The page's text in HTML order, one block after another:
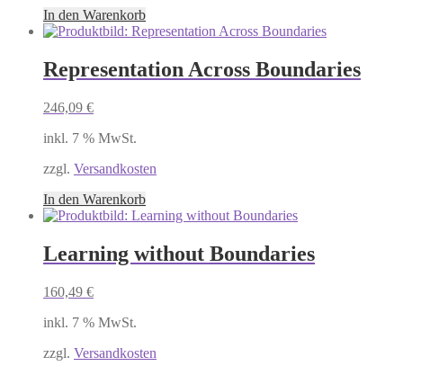
In den Warenkorb
Representation Across Boundaries
246,09 €
inkl. 7 % MwSt.
zzgl. Versandkosten
In den Warenkorb
Learning without Boundaries
160,49 €
inkl. 7 % MwSt.
zzgl. Versandkosten